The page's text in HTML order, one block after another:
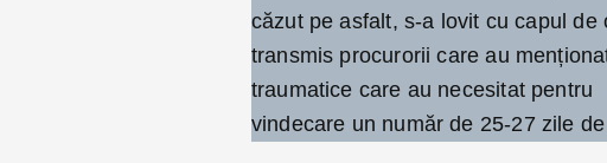
căzut pe asfalt, s-a lovit cu capul de
transmis procurorii care au
traumatice care au necesitat pentru
vindecare un număr de 25-27 zile